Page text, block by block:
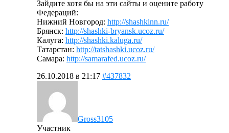
Зайдите хотя бы на эти сайты и оцените работу
Федераций:
Нижний Новгород: http://shashkinn.ru/
Брянск: http://shashki-bryansk.ucoz.ru/
Калуга: http://shashki.kaluga.ru/
Татарстан: http://tatshashki.ucoz.ru/
Самара: http://samarafed.ucoz.ru/
26.10.2018 в 21:17 #437832
Gross3105
Участник